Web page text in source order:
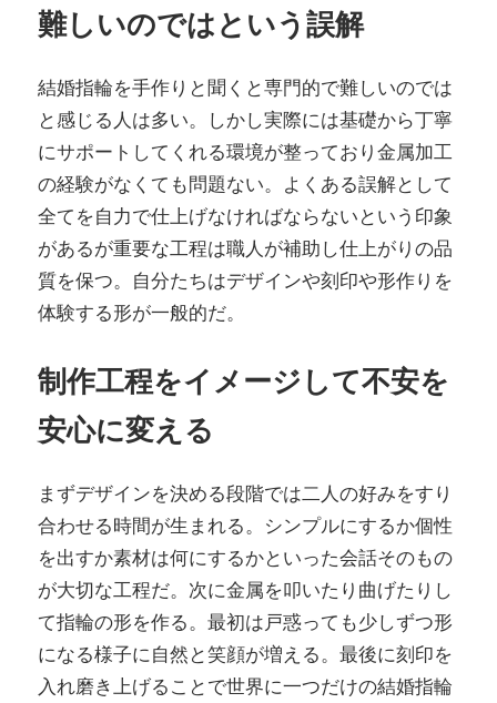
難しいのではという誤解
結婚指輪を手作りと聞くと専門的で難しいのでは
と感じる人は多い。しかし実際には基礎から丁寧
にサポートしてくれる環境が整っており金属加工
の経験がなくても問題ない。よくある誤解として
全てを自力で仕上げなければならないという印象
があるが重要な工程は職人が補助し仕上がりの品
質を保つ。自分たちはデザインや刻印や形作りを
体験する形が一般的だ。
制作工程をイメージして不安を
安心に変える
まずデザインを決める段階では二人の好みをすり
合わせる時間が生まれる。シンプルにするか個性
を出すか素材は何にするかといった会話そのもの
が大切な工程だ。次に金属を叩いたり曲げたりし
て指輪の形を作る。最初は戸惑っても少しずつ形
になる様子に自然と笑顔が増える。最後に刻印を
入れ磨き上げることで世界に一つだけの結婚指輪